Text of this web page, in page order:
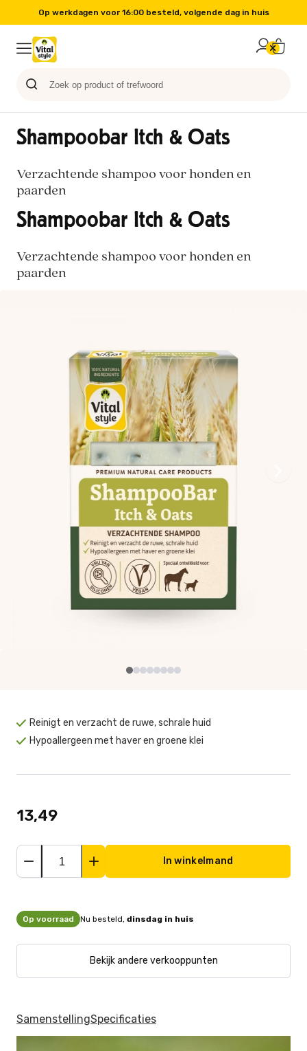
Op werkdagen voor 16:00 besteld, volgende dag in huis
Shampoobar Itch & Oats
Verzachtende shampoo voor honden en
paarden
Shampoobar Itch & Oats
Verzachtende shampoo voor honden en
paarden
Reinigt en verzacht de ruwe, schrale huid
Hypoallergeen met haver en groene klei
13,49
In winkelmand
Op voorraad Nu besteld, dinsdag in huis
Bekijk andere verkooppunten
SamenstellingSpecificaties